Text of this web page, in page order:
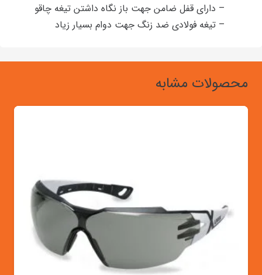
– دارای قفل ضامن جهت باز نگاه داشتن تیغه چاقو
– تیغه فولادی ضد زنگ جهت دوام بسیار زیاد
محصولات مشابه